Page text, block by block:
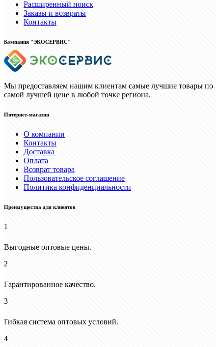
Расширенный поиск
Заказы и возвраты
Контакты
Компания "ЭКОСЕРВИС"
Мы предоставляем нашим клиентам самые лучшие товары по
самой лучшей цене в любой точке региона.
Интернет-магазин
О компании
Контакты
Доставка
Оплата
Возврат товара
Пользовательское соглашение
Политика конфиденциальности
Преимущества для клиентов
1
Выгодные оптовые цены.
2
Гарантированное качество.
3
Гибкая система оптовых условий.
4